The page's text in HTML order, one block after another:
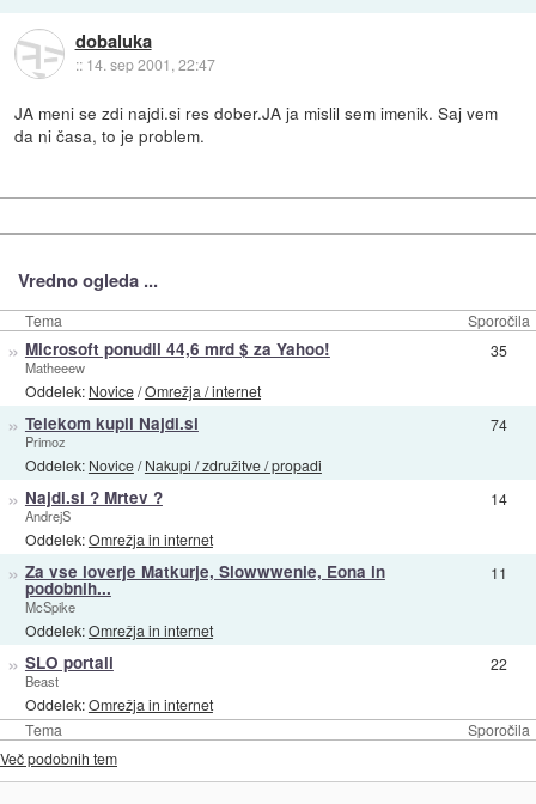
dobaluka
:: 14. sep 2001, 22:47
JA meni se zdi najdi.si res dober.JA ja mislil sem imenik. Saj vem
da ni časa, to je problem.
Vredno ogleda ...
Tema Sporočila
Tema Sporočila
» Microsoft ponudil 44,6 mrd $ za Yahoo!
Matheeew
Oddelek: Novice/Omrežja / internet
35
» Telekom kupil Najdi.si
Primoz
Oddelek: Novice/Nakupi / združitve / propadi
74
» Najdi.si ? Mrtev ?
AndrejS
Oddelek:Omrežja in internet
14
» Za vse loverje Matkurje, Slowwwenie, Eona in
podobnih...
McSpike
Oddelek:Omrežja in internet
11
» SLO portali
Beast
Oddelek:Omrežja in internet
22
Več podobnih tem